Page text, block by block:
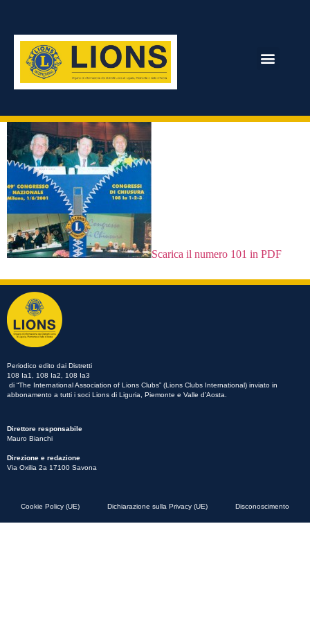
Scarica il numero 101 in PDF
Periodico edito dai Distretti
108 Ia1, 108 Ia2, 108 Ia3
di “The International Association of Lions Clubs” (Lions Clubs International) inviato in
abbonamento a tutti i soci Lions di Liguria, Piemonte e Valle d’Aosta.
Direttore responsabile
Mauro Bianchi
Direzione e redazione
Via Oxilia 2a 17100 Savona
Cookie Policy (UE) Dichiarazione sulla Privacy (UE) Disconoscimento